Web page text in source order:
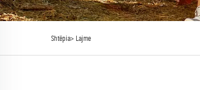
Shtëpia> Lajme